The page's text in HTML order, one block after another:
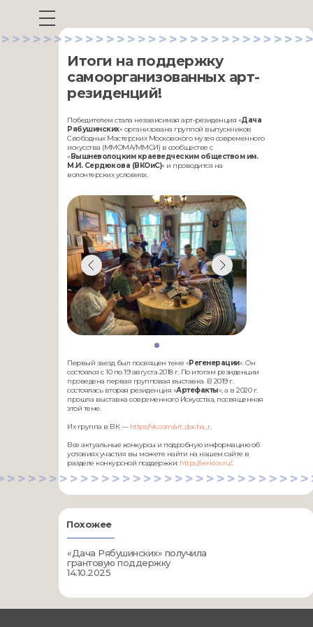
Итоги на поддержку
самоорганизованных арт-
резиденций!
Победителем стала независимая арт-резиденция «Дача
Рябушинских» организована группой выпускников
Свободных Мастерских Московского музея современного
искусства (ММОМА/ММСИ) в сообществе с
«Вышневолоцким краеведческим обществом им.
М.И. Сердюкова (ВКОиС)» и проводится на
волонтерских условиях.
Первый заезд был посвящен теме «Регенерации». Он
состоялся с 10 по 19 августа 2018 г. По итогам резиденции
проведена первая групповая выставка. В 2019 г.
состоялась вторая резиденция «Артефакты», а в 2020 г.
прошла выставка современного Искусства, посвященная
этой теме.
Их группа в ВК — https://vk.com/art_dacha_r.
Все актуальные конкурсы и подробную информацию об
условиях участия вы можете найти на нашем сайте в
разделе конкурсной поддержки: https://verklov.ru/.
Похожее
«Дача Рябушинских» получила
грантовую поддержку
14.10.2025